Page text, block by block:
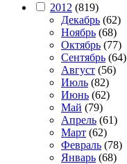
2012 (819)
Декабрь (62)
Ноябрь (68)
Октябрь (77)
Сентябрь (64)
Август (56)
Июль (82)
Июнь (62)
Май (79)
Апрель (61)
Март (62)
Февраль (78)
Январь (68)